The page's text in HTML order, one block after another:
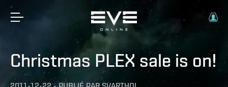
Christmas PLEX sale is on!